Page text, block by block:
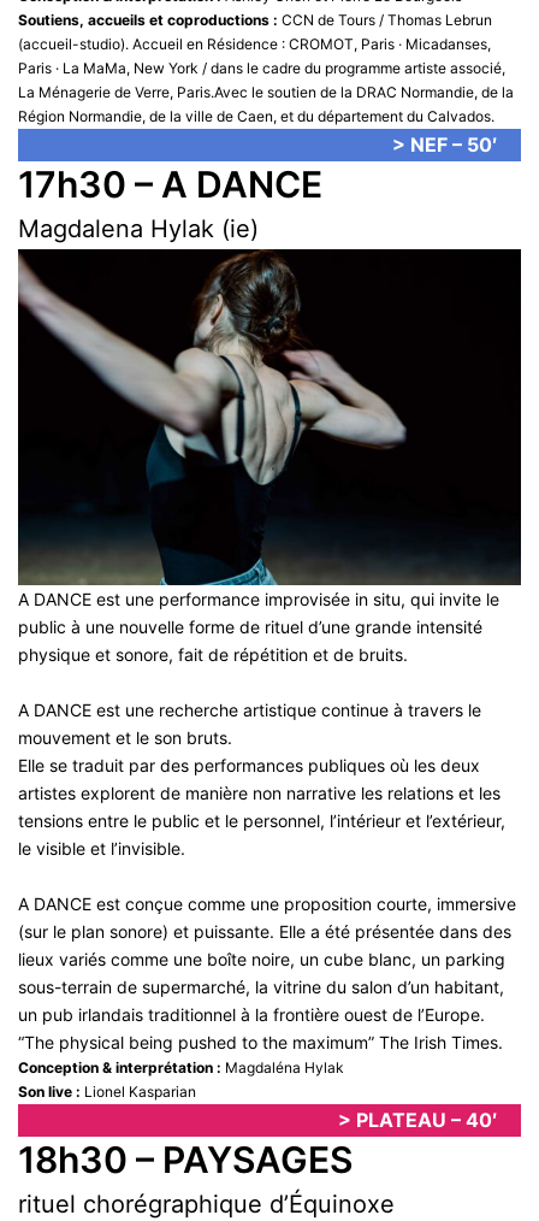
Soutiens, accueils et coproductions : CCN de Tours / Thomas Lebrun
(accueil-studio). Accueil en Résidence : CROMOT, Paris · Micadanses,
Paris · La MaMa, New York / dans le cadre du programme artiste associé,
La Ménagerie de Verre, Paris.Avec le soutien de la DRAC Normandie, de la
Région Normandie, de la ville de Caen, et du département du Calvados.
> NEF – 50′
17h30 – A DANCE
Magdalena Hylak (ie)
A DANCE est une performance improvisée in situ, qui invite le
public à une nouvelle forme de rituel d’une grande intensité
physique et sonore, fait de répétition et de bruits.
A DANCE est une recherche artistique continue à travers le
mouvement et le son bruts.
Elle se traduit par des performances publiques où les deux
artistes explorent de manière non narrative les relations et les
tensions entre le public et le personnel, l’intérieur et l’extérieur,
le visible et l’invisible.
A DANCE est conçue comme une proposition courte, immersive
(sur le plan sonore) et puissante. Elle a été présentée dans des
lieux variés comme une boîte noire, un cube blanc, un parking
sous-terrain de supermarché, la vitrine du salon d’un habitant,
un pub irlandais traditionnel à la frontière ouest de l’Europe.
“The physical being pushed to the maximum” The Irish Times.
Conception & interprétation : Magdaléna Hylak
Son live : Lionel Kasparian
> PLATEAU – 40′
18h30 – PAYSAGES
rituel chorégraphique d’Équinoxe